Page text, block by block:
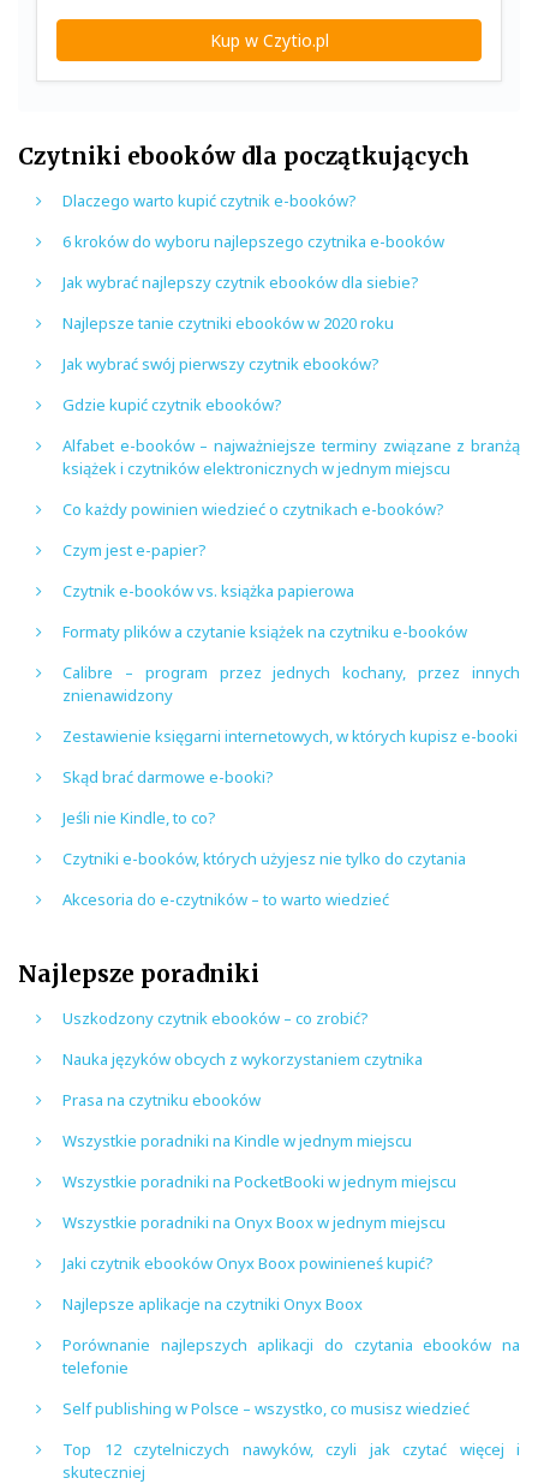
Kup w Czytio.pl
Czytniki ebooków dla początkujących
Dlaczego warto kupić czytnik e-booków?
6 kroków do wyboru najlepszego czytnika e-booków
Jak wybrać najlepszy czytnik ebooków dla siebie?
Najlepsze tanie czytniki ebooków w 2020 roku
Jak wybrać swój pierwszy czytnik ebooków?
Gdzie kupić czytnik ebooków?
Alfabet e-booków – najważniejsze terminy związane z branżą
książek i czytników elektronicznych w jednym miejscu
Co każdy powinien wiedzieć o czytnikach e-booków?
Czym jest e-papier?
Czytnik e-booków vs. książka papierowa
Formaty plików a czytanie książek na czytniku e-booków
Calibre – program przez jednych kochany, przez innych
znienawidzony
Zestawienie księgarni internetowych, w których kupisz e-booki
Skąd brać darmowe e-booki?
Jeśli nie Kindle, to co?
Czytniki e-booków, których użyjesz nie tylko do czytania
Akcesoria do e-czytników – to warto wiedzieć
Najlepsze poradniki
Uszkodzony czytnik ebooków – co zrobić?
Nauka języków obcych z wykorzystaniem czytnika
Prasa na czytniku ebooków
Wszystkie poradniki na Kindle w jednym miejscu
Wszystkie poradniki na PocketBooki w jednym miejscu
Wszystkie poradniki na Onyx Boox w jednym miejscu
Jaki czytnik ebooków Onyx Boox powinieneś kupić?
Najlepsze aplikacje na czytniki Onyx Boox
Porównanie najlepszych aplikacji do czytania ebooków na
telefonie
Self publishing w Polsce – wszystko, co musisz wiedzieć
Top 12 czytelniczych nawyków, czyli jak czytać więcej i
skuteczniej